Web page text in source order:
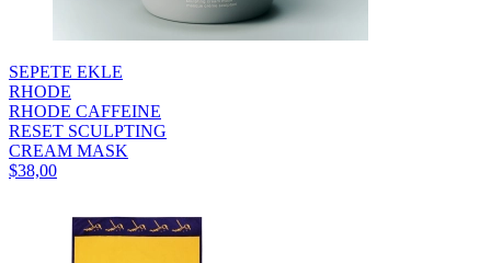
SEPETE EKLE
RHODE
RHODE CAFFEINE
RESET SCULPTING
CREAM MASK
$38,00